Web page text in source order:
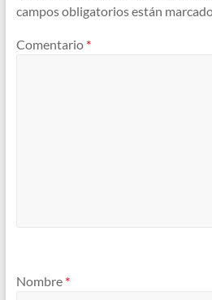
campos obligatorios están
Comentario *
Nombre *